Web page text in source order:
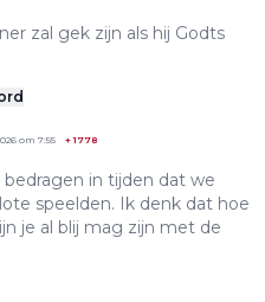
zal gek zijn als hij Godts
om 7:55 +1778
in tijden dat we
speelden. Ik denk dat hoe
je al blij mag zijn met de